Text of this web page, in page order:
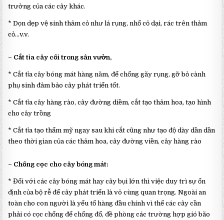
trưởng của các cây khác.
* Dọn dẹp vệ sinh thảm cỏ như lá rụng, nhổ cỏ dại, rác trên thảm
cỏ…v.v.
– Cắt tỉa cây cối trong sân vườn,
* Cắt tỉa cây bóng mát hàng năm, để chống gãy rụng, gỡ bỏ cành
phụ sinh đảm bảo cây phát triển tốt.
* Cắt tỉa cây hàng rào, cây đường diềm, cắt tạo thảm hoa, tạo hình
cho cây trồng
* Cắt tỉa tạo thẩm mỹ ngay sau khi cắt cũng như tạo độ dày dần dần
theo thời gian của các thảm hoa, cây đường viền, cây hàng rào
– Chống cọc cho cây bóng mát:
* Đối với các cây bóng mát hay cây bụi lớn thì việc duy trì sự ổn
định của bộ rễ để cây phát triển là vô cùng quan trọng. Ngoài an
toàn cho con người là yếu tố hàng đầu chính vì thế các cây cần
phải có cọc chống để chống đổ, đề phòng các trường hợp gió bão